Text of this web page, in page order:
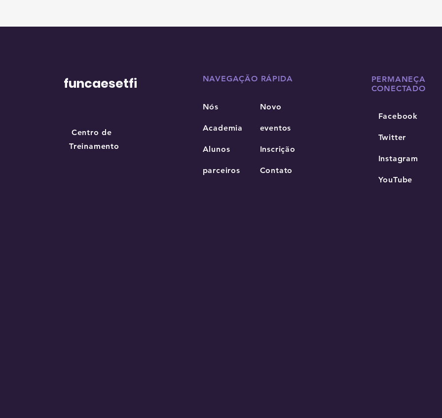
funcaesetfi
Centro de
Treinamento
NAVEGAÇÃO RÁPIDA
Nós
Academia
Alunos
parceiros
Novo
eventos
Inscrição
Contato
PERMANEÇA
CONECTADO
Facebook
Twitter
Instagram
YouTube